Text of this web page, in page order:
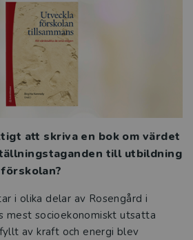
till Marie Lindvall Wahlberg
Charlotte Carlsson
i naturvetenskap och
i rätt tid
att skriva en bok om värdet
till utbildning
i olika delar av Rosengård i
mest socioekonomiskt utsatta
av kraft och energi blev